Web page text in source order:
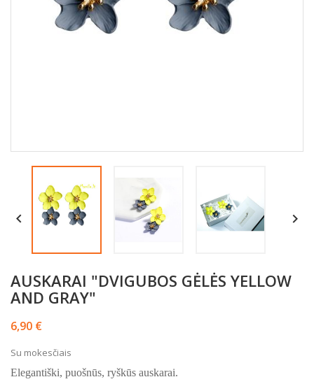
 
AUSKARAI "DVIGUBOS GĖLĖS YELLOW
AND GRAY"
6,90 €
Su mokesčiais
Elegantiški, puošnūs, ryškūs auskarai.